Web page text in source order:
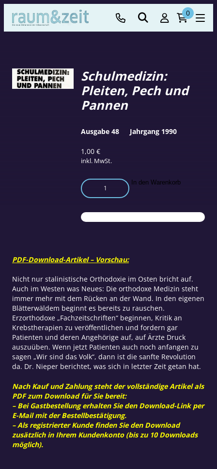
0
Schulmedizin:
Pleiten, Pech und
Pannen
1,00€
inkl. MwSt.
Schulmedizin:
Pleiten,
und
Pannen
In den Warenkorb
Ausgabe 48 Jahrgang 1990
PDF-Download-Artikel – Vorschau:
Nicht nur stalinistische Orthodoxie im Osten bricht auf.
Auch im Westen was Neues: Die orthodoxe Medizin steht
immer mehr mit dem Rücken an der Wand. In den eigenen
Blätterwäldem beginnt es bereits zu rauschen.
Erzorthodoxe „Fachzeitschriften“ beginnen, Kritik an
Krebstherapien zu veröffentlichen und fordern gar
Patienten und deren Angehörige auf, auf Ärzte Druck
auszuüben. Wenn jetzt Patienten auch noch anfangen zu
sagen „Wir sind das Volk“, dann ist die sanfte Revolution
da. Dr. Nieper berichtet, was sich in letzter Zeit getan hat.
Nach Kauf und Zahlung steht der vollständige Artikel als
PDF zum Download für Sie bereit:
– Bei Gastbestellung erhalten Sie den Download-Link per
E-Mail mit der Bestellbestätigung.
– Als registrierter Kunde finden Sie den Download
zusätzlich in Ihrem Kundenkonto (bis zu 10 Downloads
möglich).